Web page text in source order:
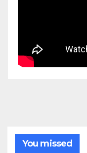
You missed